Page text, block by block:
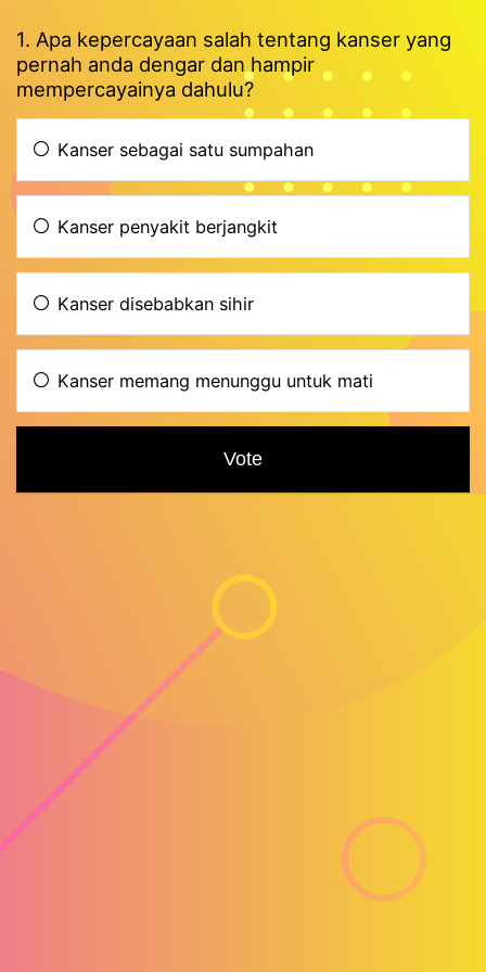
1. Apa kepercayaan salah tentang kanser yang
pernah anda dengar dan hampir
mempercayainya dahulu?
Kanser sebagai satu sumpahan
Kanser penyakit berjangkit
Kanser disebabkan sihir
Kanser memang menunggu untuk mati